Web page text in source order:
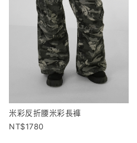
米彩反折腰米彩長褲
1780